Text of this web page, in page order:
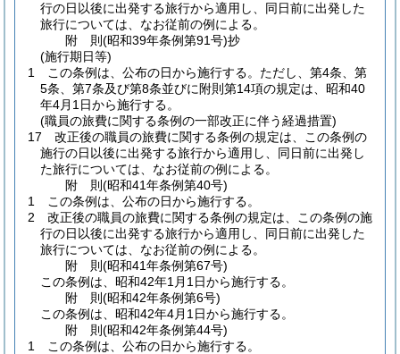
行の日以後に出発する旅行から適用し、同日前に出発した
旅行については、なお従前の例による。
附 則(昭和39年条例第91号)抄
(施行期日等)
1
この条例は、公布の日から施行する。 ただし、第4条、第
5条、第7条及び第8条並びに附則第14項の規定は、昭和40
年4月1日から施行する。
(職員の旅費に関する条例の一部改正に伴う経過措置)
17
改正後の職員の旅費に関する条例の規定は、この条例の
施行の日以後に出発する旅行から適用し、同日前に出発し
た旅行については、なお従前の例による。
附 則(昭和41年条例第40号)
1
この条例は、公布の日から施行する。
2
改正後の職員の旅費に関する条例の規定は、この条例の施
行の日以後に出発する旅行から適用し、同日前に出発した
旅行については、なお従前の例による。
附 則(昭和41年条例第67号)
この条例は、昭和42年1月1日から施行する。
附 則(昭和42年条例第6号)
この条例は、昭和42年4月1日から施行する。
附 則(昭和42年条例第44号)
1
この条例は、公布の日から施行する。